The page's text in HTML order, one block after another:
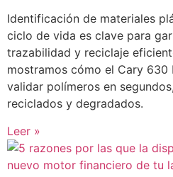
Identificación de materiales
ciclo de vida es clave para
trazabilidad y reciclaje
mostramos cómo el Cary 630
validar polímeros en
reciclados y degradados.
Leer »